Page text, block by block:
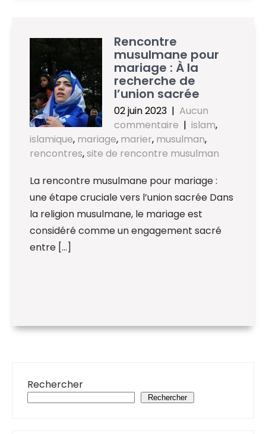
Rencontre
musulmane pour
mariage : À la
recherche de
l’union sacrée
02 juin 2023 | Aucun
commentaire | islam,
islamique, mariage, marier, musulman,
rencontres,site de rencontre musulman
La rencontre musulmane pour mariage :
une étape cruciale vers l’union sacrée Dans
la religion musulmane, le mariage est
considéré comme un engagement sacré
entre […]
Rechercher
Rechercher